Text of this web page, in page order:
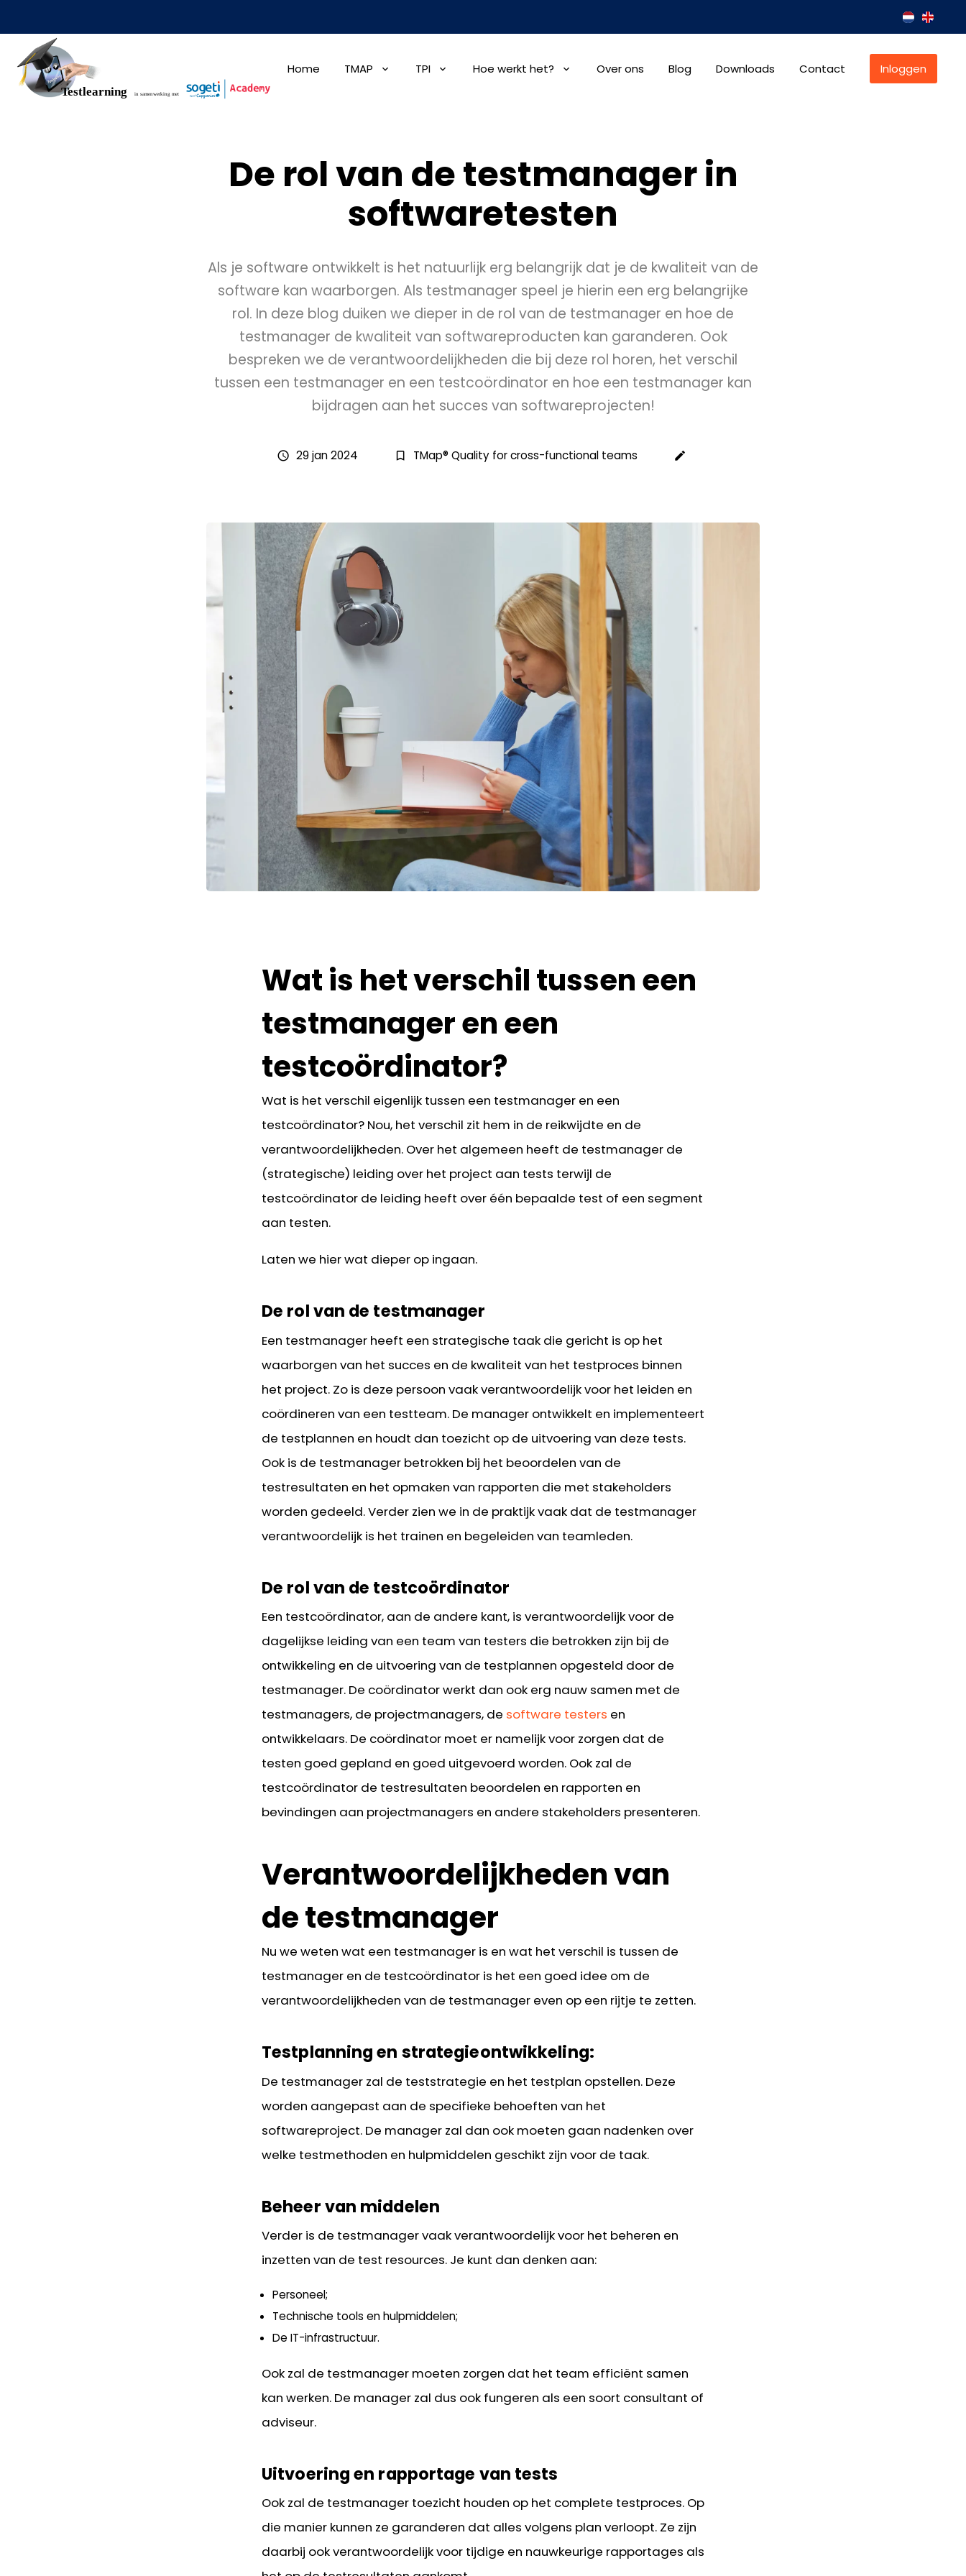
Home TMAP TPI Hoe werkt het? Over ons Blog Downloads Contact Inloggen
De rol van de testmanager in
softwaretesten
Als je software ontwikkelt is het natuurlijk erg belangrijk dat je de kwaliteit van de
software kan waarborgen. Als testmanager speel je hierin een erg belangrijke
rol. In deze blog duiken we dieper in de rol van de testmanager en hoe de
testmanager de kwaliteit van softwareproducten kan garanderen. Ook
bespreken we de verantwoordelijkheden die bij deze rol horen, het verschil
tussen een testmanager en een testcoördinator en hoe een testmanager kan
bijdragen aan het succes van softwareprojecten!
schedule 29 jan 2024 bookmark_border TMap® Quality for cross-functional teams create
Wat is het verschil tussen een
testmanager en een
testcoördinator?
Wat is het verschil eigenlijk tussen een testmanager en een
testcoördinator? Nou, het verschil zit hem in de reikwijdte en de
verantwoordelijkheden. Over het algemeen heeft de testmanager de
(strategische) leiding over het project aan tests terwijl de
testcoördinator de leiding heeft over één bepaalde test of een segment
aan testen.
Laten we hier wat dieper op ingaan.
De rol van de testmanager
Een testmanager heeft een strategische taak die gericht is op het
waarborgen van het succes en de kwaliteit van het testproces binnen
het project. Zo is deze persoon vaak verantwoordelijk voor het leiden en
coördineren van een testteam. De manager ontwikkelt en implementeert
de testplannen en houdt dan toezicht op de uitvoering van deze tests.
Ook is de testmanager betrokken bij het beoordelen van de
testresultaten en het opmaken van rapporten die met stakeholders
worden gedeeld. Verder zien we in de praktijk vaak dat de testmanager
verantwoordelijk is het trainen en begeleiden van teamleden.
De rol van de testcoördinator
Een testcoördinator, aan de andere kant, is verantwoordelijk voor de
dagelijkse leiding van een team van testers die betrokken zijn bij de
ontwikkeling en de uitvoering van de testplannen opgesteld door de
testmanager. De coördinator werkt dan ook erg nauw samen met de
testmanagers, de projectmanagers, de software testers en
ontwikkelaars. De coördinator moet er namelijk voor zorgen dat de
testen goed gepland en goed uitgevoerd worden. Ook zal de
testcoördinator de testresultaten beoordelen en rapporten en
bevindingen aan projectmanagers en andere stakeholders presenteren.
Verantwoordelijkheden van
de testmanager
Nu we weten wat een testmanager is en wat het verschil is tussen de
testmanager en de testcoördinator is het een goed idee om de
verantwoordelijkheden van de testmanager even op een rijtje te zetten.
Testplanning en strategieontwikkeling:
De testmanager zal de teststrategie en het testplan opstellen. Deze
worden aangepast aan de specifieke behoeften van het
softwareproject. De manager zal dan ook moeten gaan nadenken over
welke testmethoden en hulpmiddelen geschikt zijn voor de taak.
Beheer van middelen
Verder is de testmanager vaak verantwoordelijk voor het beheren en
inzetten van de test resources. Je kunt dan denken aan:
Personeel;
Technische tools en hulpmiddelen;
De IT-infrastructuur.
Ook zal de testmanager moeten zorgen dat het team efficiënt samen
kan werken. De manager zal dus ook fungeren als een soort consultant of
adviseur.
Uitvoering en rapportage van tests
Ook zal de testmanager toezicht houden op het complete testproces. Op
die manier kunnen ze garanderen dat alles volgens plan verloopt. Ze zijn
daarbij ook verantwoordelijk voor tijdige en nauwkeurige rapportages als